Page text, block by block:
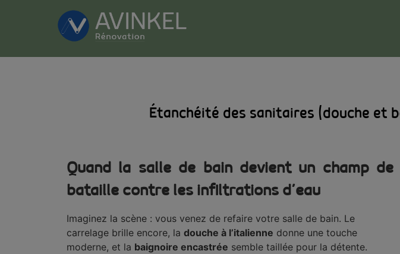
Étanchéité des sanitaires (douche et
Quand la salle de bain devient un champ de
bataille contre les infiltrations d’eau
Imaginez la scène : vous venez de refaire votre salle de bain. Le
carrelage brille encore, la douche à l’italienne donne une touche
moderne, et la baignoire encastrée semble taillée pour la détente.